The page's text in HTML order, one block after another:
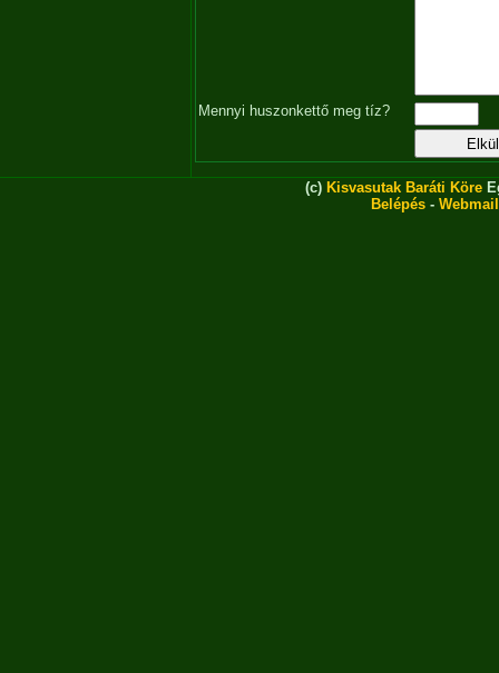
Mennyi huszonkettő meg tíz?
(c) Kisvasutak Baráti Köre
Belépés - Webmail